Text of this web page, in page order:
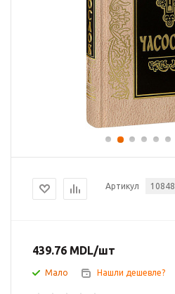
Артикул 10848
439.76 MDL/шт
Мало Нашли дешевле?